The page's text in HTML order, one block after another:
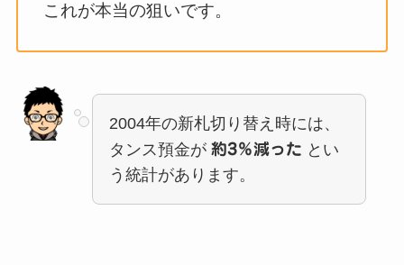
これが本当の狙いです。
2004年の新札切り替え時には、
タンス預金が 約3％減った とい
う統計があります。